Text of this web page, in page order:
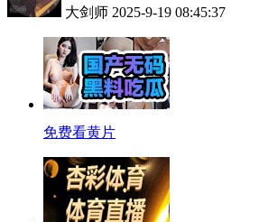
大剑师 2025-9-19 08:45:37
免费看黄片